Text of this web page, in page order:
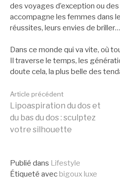
des voyages d’exception ou
accompagne les femmes dans
réussites, leurs envies de
Dans ce monde qui va vite, où
Il traverse le temps, les
doute cela, la plus belle des
Lire
la
suite
Article précédent
Lipoaspiration du dos et
du bas du dos : sculptez
votre silhouette
Publié dans Lifestyle
Étiqueté avecbigoux luxe